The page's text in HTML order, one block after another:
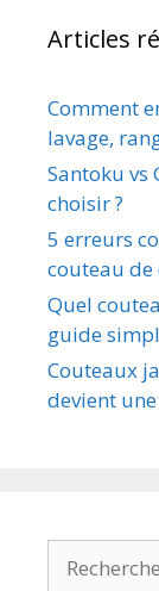
Articles
Comment
lavage,
Santoku vs
choisir ?
5 erreurs
couteau de
Quel
guide
Couteaux
devient